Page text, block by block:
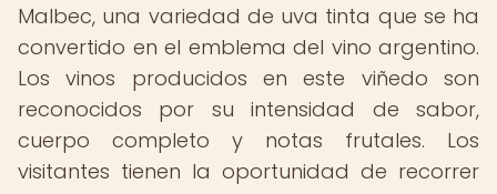
Malbec, una variedad de uva tinta que se ha
convertido en el emblema del vino argentino.
Los vinos producidos en este viñedo son
reconocidos por su intensidad de sabor,
cuerpo completo y notas frutales. Los
visitantes tienen la oportunidad de recorrer